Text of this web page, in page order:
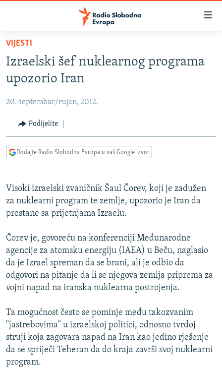
Pređite
glavni
sadržaj
Pređite
na
navigaciju
Pređite
na
SRBIJA
KOSOVO
CRNA GORA
VIDEO
INFOGRAFIKE
PODCASTI
KINA NA BALKANU
RSE PRIČE IZ SVIJETA
ISPRIČAJ MI
DNEVNO@RSE
SPECIJALI RSE
VIŠE OD NASLOVA
POPLAVE I KLIZIŠTA U BIH 2024.
TV LIBERTY
POST SCRIPTUM
PRATITE NAS
Sve RFE/RL stranice
VIJESTI
Izraelski šef nuklearnog programa
upozorio Iran
20. septembar/rujan, 2012.
Podijelite
Dodajte Radio Slobodna Evropa u vaš Google izvor
Visoki izraelski zvaničnik Šaul Čorev, koji je zadužen
za nuklearni program te zemlje, upozorio je Iran da
prestane sa prijetnjama Izraelu.
Čorev je, govoreću na konferenciji Međunarodne
agencije za atomsku energiju (IAEA) u Beču, naglasio
da je Izrael spreman da se brani, ali je odbio da
odgovori na pitanje da li se njegova zemlja priprema za
vojni napad na iranska nuklearna postrojenja.
Ta mogućnost često se pominje među takozvanim
"jastrebovima" u izraelskoj politici, odnosno tvrdoj
struji koja zagovara napad na Iran kao jedino rješenje
da se spriječi Teheran da do kraja završi svoj nuklearni
program.